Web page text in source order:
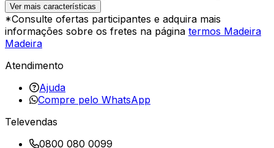
Ver mais características
*Consulte ofertas participantes e adquira mais
informações sobre os fretes na página termos Madeira
Madeira
Atendimento
Ajuda
Compre pelo WhatsApp
Televendas
0800 080 0099